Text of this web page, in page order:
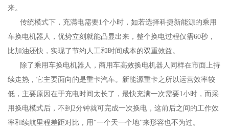
来。
传统模式下，充满电需要1个小时，如若选择科捷新能源的乘用
车换电机器人，优势立刻就能凸显出来，整个换电过程仅需60秒，
比加油还快，实现了节约人工和时间成本的双重效益。
除了乘用车换电机器人，商用车高效换电机器人同样在市面上持
续走热，它主要面向的是重卡汽车。新能源重卡之所以运营效率较
低，主要原因在于充电时间太长了，最快充满一次需要1小时，而采
用换电模式后，不到2分钟就可完成一次换电，这前后之间的工作效
率和续航里程差距对比，用“一个天一个地”来形容也不为过。